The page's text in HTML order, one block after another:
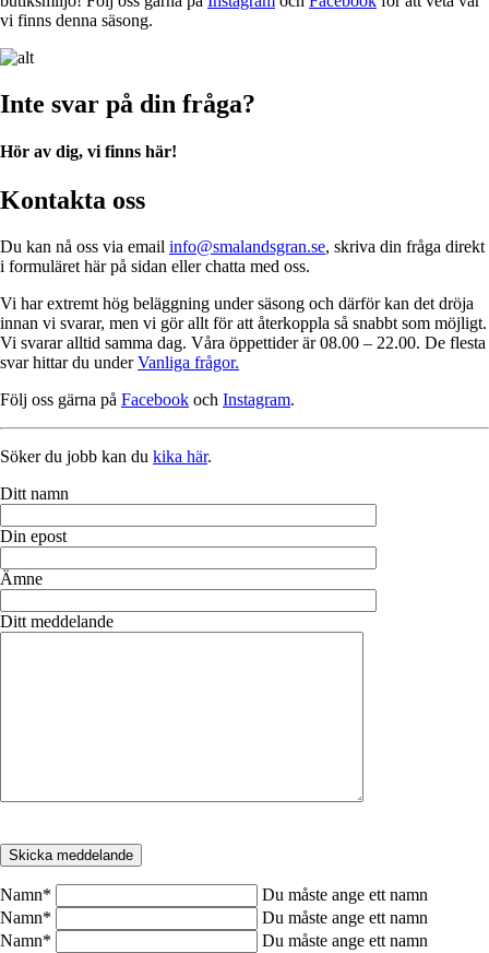
vi finns denna säsong.
Inte svar på din fråga?
Hör av dig, vi finns här!
Kontakta oss
Du kan nå oss via email info@smalandsgran.se, skriva din fråga direkt
i formuläret här på sidan eller chatta med oss.
Vi har extremt hög beläggning under säsong och därför kan det dröja
innan vi svarar, men vi gör allt för att återkoppla så snabbt som möjligt.
Vi svarar alltid samma dag. Våra öppettider är 08.00 – 22.00. De flesta
svar hittar du underVanliga frågor.
Följ oss gärna på Facebook och Instagram.
Söker du jobb kan du kika här.
Ditt namn
Din epost
Ämne
Ditt meddelande
Namn*
Du måste ange ett namn
Namn*
Du måste ange ett namn
Namn*
Du måste ange ett namn